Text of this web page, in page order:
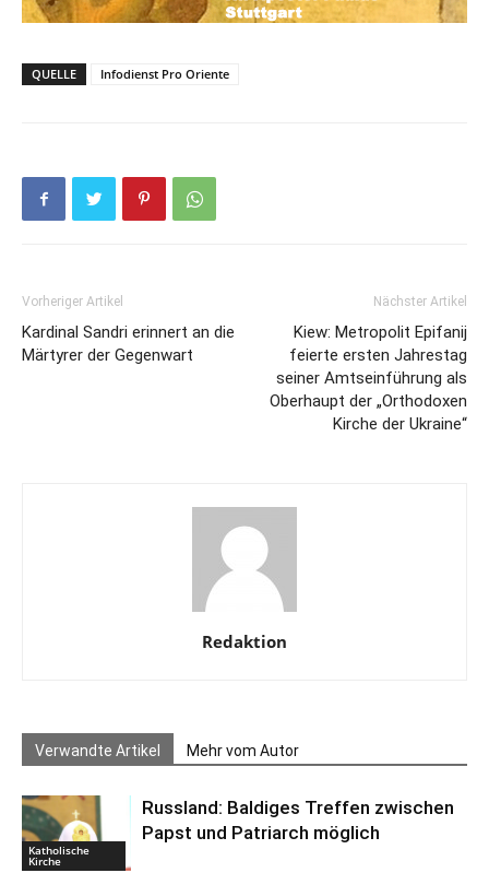
QUELLE Infodienst Pro Oriente
Vorheriger Artikel
Kardinal Sandri erinnert an die
Märtyrer der Gegenwart
Nächster Artikel
Kiew: Metropolit Epifanij
feierte ersten Jahrestag
seiner Amtseinführung als
Oberhaupt der „Orthodoxen
Kirche der Ukraine“
Redaktion
Verwandte Artikel Mehr vom Autor
Katholische
Kirche
Russland: Baldiges Treffen zwischen
Papst und Patriarch möglich